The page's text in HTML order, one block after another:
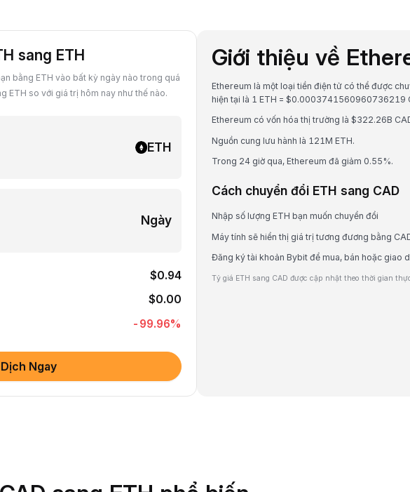
sang ETH
bằng ETH vào bất kỳ ngày nào trong quá
ETH so với giá trị hôm nay như thế nào.
ETH
Ngày
$0.94
$0.00
-99.96%
Ngay
Giới thiệu về
Ethereum là một loại tiền điện tử có thể được
hiện tại là 1 ETH = $0.0003741560960736219
Ethereum có vốn hóa thị trường là $322.26B
Nguồn cung lưu hành là 121M ETH.
Trong 24 giờ qua, Ethereum đã giảm 0.55%.
Cách chuyển đổi ETH sang CAD
Nhập số lượng ETH bạn muốn chuyển đổi
Máy tính sẽ hiển thị giá trị tương đương bằng
Đăng ký tài khoản Bybit để mua, bán hoặc giao
Tỷ giá ETH sang CAD được cập nhật theo thời gian